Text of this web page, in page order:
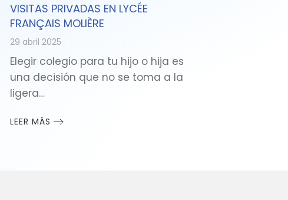
VISITAS PRIVADAS EN LYCÉE
FRANÇAIS MOLIÈRE
29 abril 2025
Elegir colegio para tu hijo o hija es
una decisión que no se toma a la
ligera…
LEER MÁS